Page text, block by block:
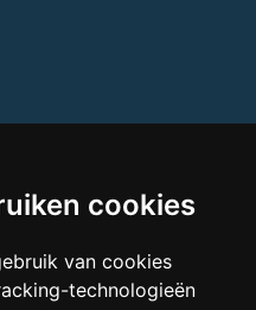
cookies
van cookies
technologieën